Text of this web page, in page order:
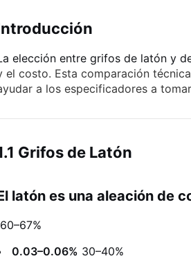
elección entre grifos de latón y
el costo. Esta comparación
a los especificadores a
Grifos de Latón
latón es una aleación de
60–67%
0.03–0.06% 30–40%